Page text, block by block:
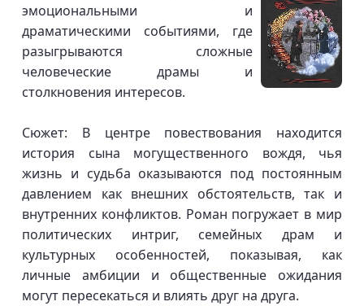
эмоциональными и
драматическими событиями, где
разыгрываются сложные
человеческие драмы и
столкновения интересов.
Сюжет: В центре повествования находится
история сына могущественного вождя, чья
жизнь и судьба оказываются под постоянным
давлением как внешних обстоятельств, так и
внутренних конфликтов. Роман погружает в мир
политических интриг, семейных драм и
культурных особенностей, показывая, как
личные амбиции и общественные ожидания
могут пересекаться и влиять друг на друга.